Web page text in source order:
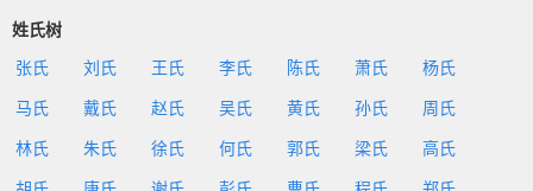
姓氏树
张氏 刘氏 王氏 李氏 陈氏 萧氏 杨氏
马氏 戴氏 赵氏 吴氏 黄氏 孙氏 周氏
林氏 朱氏 徐氏 何氏 郭氏 梁氏 高氏